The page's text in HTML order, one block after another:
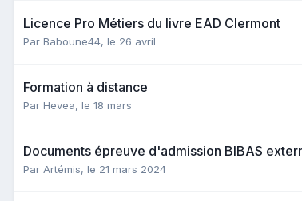
Licence Pro Métiers du livre EAD Clermont
Par Baboune44, le 26 avril
Formation à distance
Par Hevea, le 18 mars
Documents épreuve d'admission BIBAS
Par Artémis, le 21 mars 2024